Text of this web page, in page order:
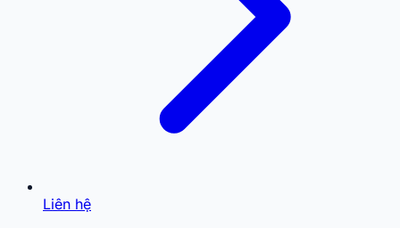
Liên hệ